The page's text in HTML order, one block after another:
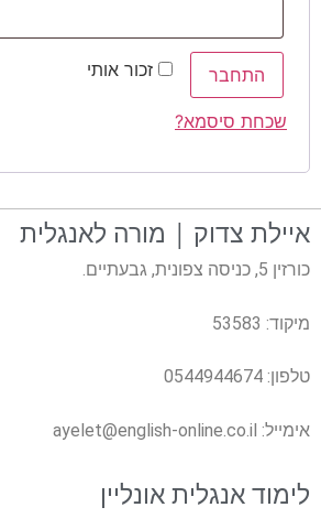
זכור אותי התחבר
שכחת סיסמא?
לימוד אנגלית אונליין
איילת צדוק | מורה לאנגלית
כורזין 5, כניסה צפונית, גבעתיים.
מיקוד: 53583
טלפון: 0544944674
אימייל: ayelet@english-online.co.il